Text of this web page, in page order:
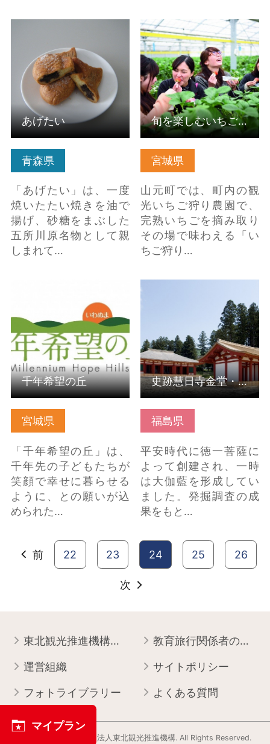
青森県
「あげたい」は、一度
焼いたたい焼きを油で
揚げ、砂糖をまぶした
五所川原名物として親
しまれて…
あげたい
宮城県
山元町では、町内の観
光いちご狩り農園で、
完熟いちごを摘み取り
その場で味わえる「い
ちご狩り…
旬を楽しむいちご狩り
の詳細はこちら
旬を楽しむいちご狩り
宮城県
「千年希望の丘」は、
千年先の子どもたちが
笑顔で幸せに暮らせる
ように、との願いが込
められた…
千年希望の丘
福島県
平安時代に徳一菩薩に
よって創建され、一時
は大伽藍を形成してい
ました。発掘調査の成
果をもと…
史跡慧日寺金堂・中門
の詳細はこちら
史跡慧日寺金堂・中門
前 22 23 24 25 26
次
東北観光推進機構について 教育旅行関係者の皆様へ
運営組織 サイトポリシー
フォトライブラリー よくある質問
Copyright © 一般社団法人東北観光推進機構. All Rights Reserved.
マイプラン